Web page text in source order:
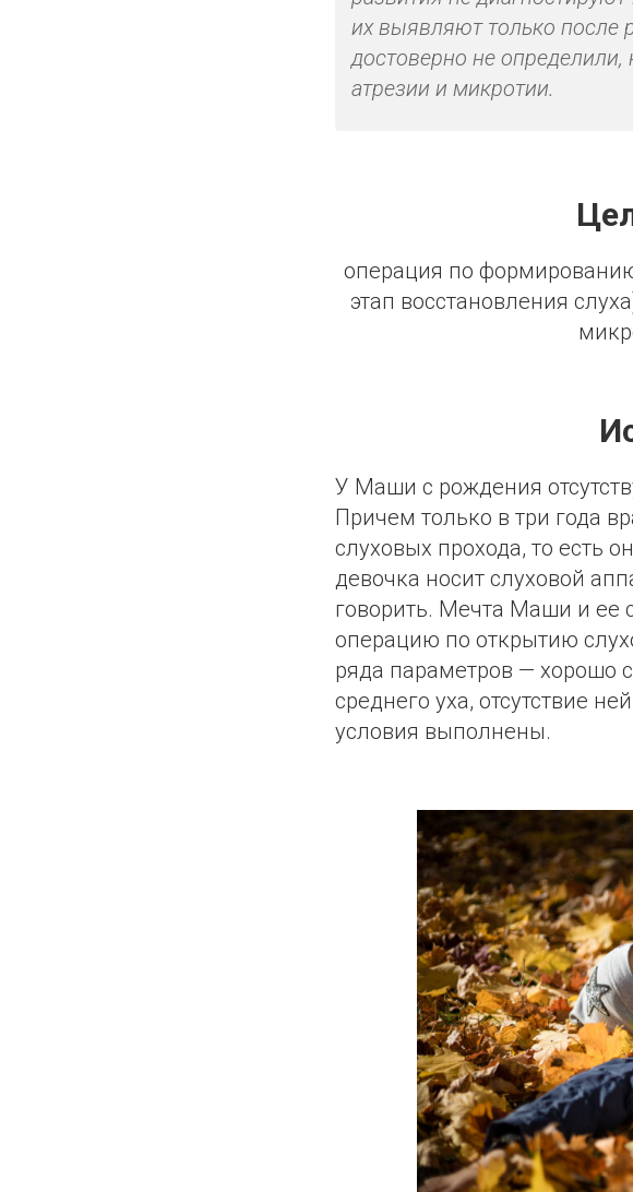
их выявляют только после
достоверно не
атрезии и микротии.
операция по
этап восстановления
У Маши с рождения
Причем только в три года
слуховых прохода, то есть
девочка носит слуховой
говорить. Мечта Маши и ее
операцию по открытию
ряда параметров — хорошо
среднего уха, отсутствие
условия выполнены.